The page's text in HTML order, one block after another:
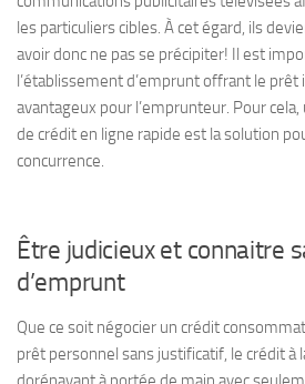
les particuliers cibles. À cet égard, ils
avoir donc ne pas se précipiter! Il est
l’établissement d’emprunt offrant le prêt
avantageux pour l’emprunteur. Pour
de crédit en ligne rapide est la solution
concurrence.
Être judicieux et connaitre
d’emprunt
Que ce soit négocier un crédit
prêt personnel sans justificatif, le crédit à